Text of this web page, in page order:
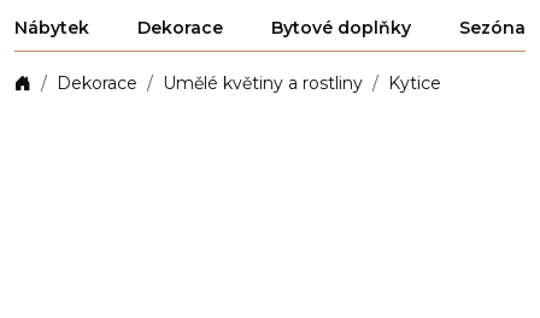
Nábytek Dekorace Bytové doplňky Sezóna
Dekorace Umělé květiny a rostliny Kytice